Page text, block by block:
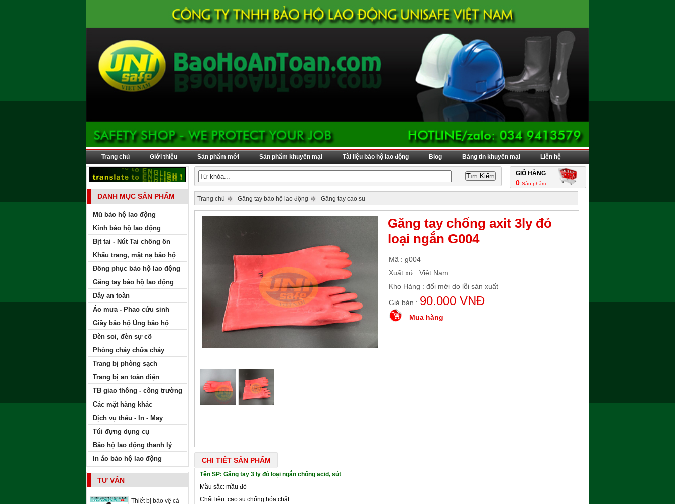
Trang chủ Giới thiệu Sản phẩm mới Sản phẩm khuyến mại Tài liệu bảo hộ lao động Blog Bảng tin khuyến mại Liên hệ
DANH MỤC SẢN PHẨM
Mũ bảo hộ lao động
Kính bảo hộ lao động
Bịt tai - Nút Tai chống ồn
Khẩu trang, mặt nạ bảo hộ
Đồng phục bảo hộ lao động
Găng tay bảo hộ lao động
Dây an toàn
Áo mưa - Phao cứu sinh
Giầy bảo hộ Ủng bảo hộ
Đèn soi, đèn sự cố
Phòng cháy chữa cháy
Trang bị phòng sạch
Trang bị an toàn điện
TB giao thông - công trường
Các mặt hàng khác
Dịch vụ thêu - In - May
Túi đựng dụng cụ
Bảo hộ lao động thanh lý
In áo bảo hộ lao động
TƯ VẤN
Thiết bị bảo vệ cá
GIỎ HÀNG
0 Sản phẩm
Trang chủ Găng tay bảo hộ lao động Găng tay cao su
Găng tay chống axit 3ly đỏ
loại ngắn G004
Mã : g004
Xuất xứ : Việt Nam
Kho Hàng : đổi mới do lỗi sản xuất
Giá bán : 90.000 VNĐ
Mua hàng
CHI TIẾT SẢN PHẨM
Tên SP: Găng tay 3 ly đỏ loại ngắn chống acid, sút
Mầu sắc: mầu đỏ
Chất liệu: cao su chống hóa chất.